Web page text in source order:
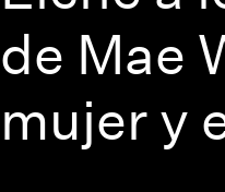
de Mae
mujer y